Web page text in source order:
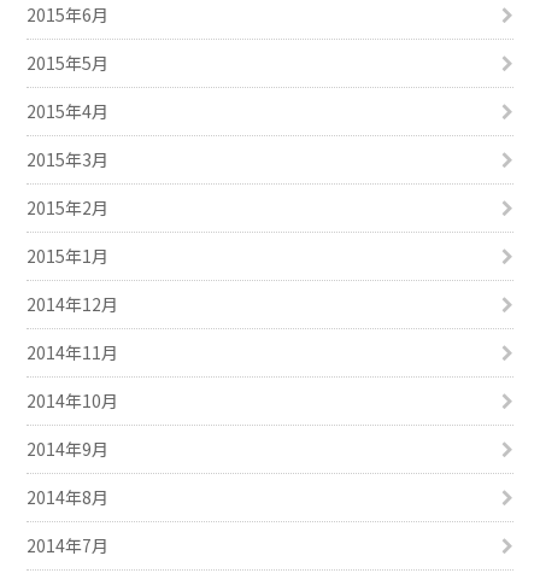
2015年6月
2015年5月
2015年4月
2015年3月
2015年2月
2015年1月
2014年12月
2014年11月
2014年10月
2014年9月
2014年8月
2014年7月